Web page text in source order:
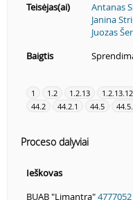
Teisėjas(ai)
Antanas
Janina
Juozas
Baigtis
1 1.2 1.2.13 1.2.13.12
44.2
44.2.1 44.5
Proceso dalyviai
Ieškovas
BUAB "Limantra"4777052